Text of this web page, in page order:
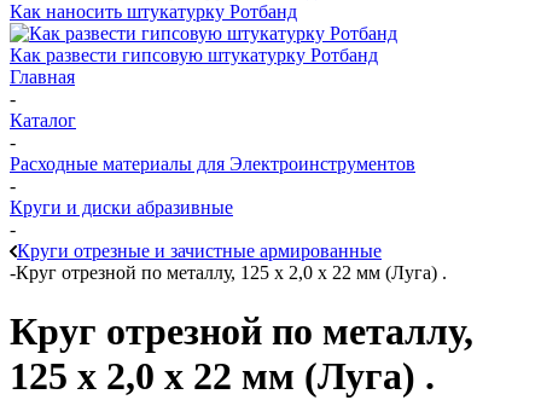
Как наносить штукатурку Ротбанд
Как развести гипсовую штукатурку Ротбанд
Главная
-
Каталог
-
Расходные материалы для Электроинструментов
-
Круги и диски абразивные
-
Круги отрезные и зачистные армированные
-Круг отрезной по металлу, 125 х 2,0 х 22 мм (Луга) .
Круг отрезной по металлу,
125 х 2,0 х 22 мм (Луга) .